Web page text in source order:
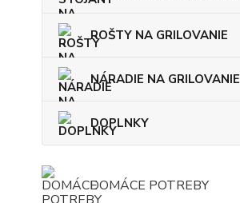
ROŠTY NA GRILOVANIE
NÁRADIE NA GRILOVANIE
DOPLNKY
DOMÁCE POTREBY